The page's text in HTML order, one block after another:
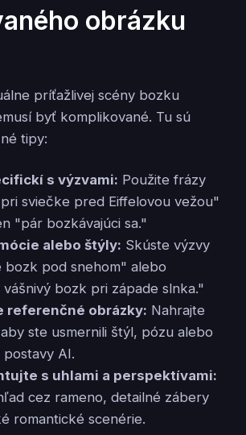
obrázku
príťažlivej scény bozku
byť komplikované. Tu sú
tipy:
s výzvami: Použite frázy
sviečke pred Eiffelovou vežou"
"pár bozkávajúci sa."
alebo štýly: Skúste výzvy
bozk pod snehom" alebo
bozk pri západe slnka."
referenčné obrázky: Nahrajte
ste usmernili štýl, pózu alebo
AI.
s uhlami a perspektívami:
cez rameno, detailné zábery
romantické scenérie.